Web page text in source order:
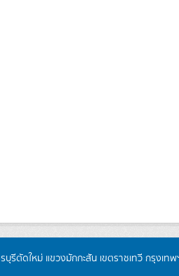
รีตัดใหม่ แขวงมักกะสัน เขตราชเทวี กรุงเท